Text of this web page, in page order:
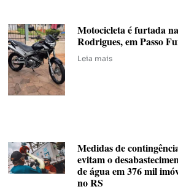
Motocicleta é furtada
Rodrigues, em Passo
Leia mais
Medidas de
evitam o
de água em 376 mil
no RS